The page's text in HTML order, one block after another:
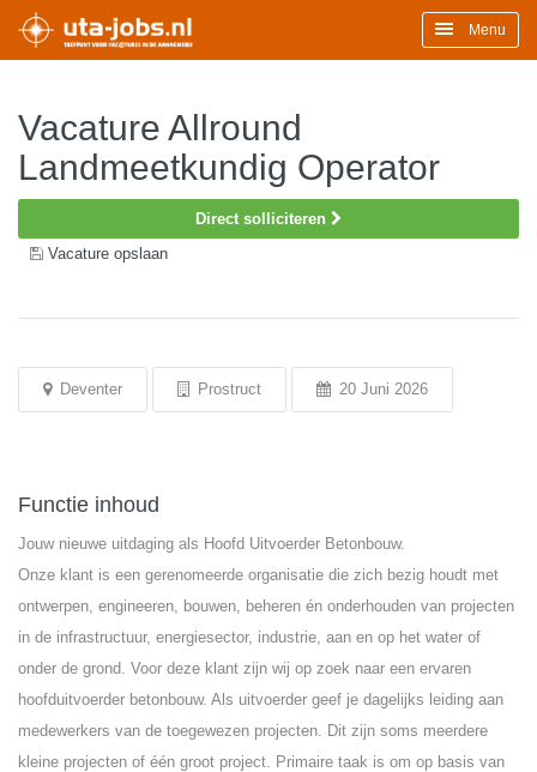
Menu
Vacature Allround
Landmeetkundig Operator
Direct solliciteren
Vacature opslaan
Deventer Prostruct 20 Juni 2026
Functie inhoud
Jouw nieuwe uitdaging als Hoofd Uitvoerder Betonbouw.
Onze klant is een gerenomeerde organisatie die zich bezig houdt met
ontwerpen, engineeren, bouwen, beheren én onderhouden van projecten
in de infrastructuur, energiesector, industrie, aan en op het water of
onder de grond. Voor deze klant zijn wij op zoek naar een ervaren
hoofduitvoerder betonbouw. Als uitvoerder geef je dagelijks leiding aan
medewerkers van de toegewezen projecten. Dit zijn soms meerdere
kleine projecten of één groot project. Primaire taak is om op basis van